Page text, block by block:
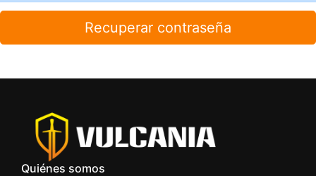
Recuperar contraseña
Quiénes somos